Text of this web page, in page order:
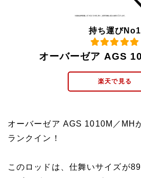
持ち運びNo1
オーバーゼア AGS
楽天で見る
オーバーゼア AGS 1010M／MH
ランクイン！
このロッドは、仕舞いサイズが